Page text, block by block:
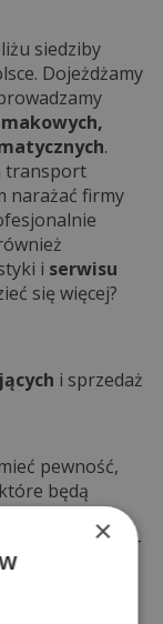
siedziby
Dojeżdżamy
.
transport
narażać firmy
i serwisu
się więcej?
i sprzedaż
pewność,
będą
opcje –
zamiennik.
×